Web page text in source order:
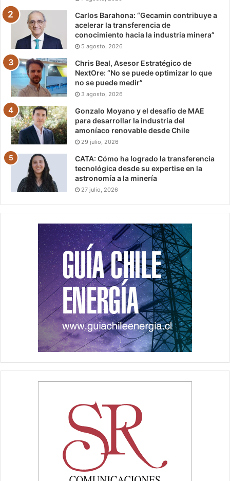
Carlos Barahona: “Gecamin contribuye a
acelerar la transferencia de
conocimiento hacia la industria minera”
5 agosto, 2026
Chris Beal, Asesor Estratégico de
NextOre: “No se puede optimizar lo que
no se puede medir”
3 agosto, 2026
Gonzalo Moyano y el desafío de MAE
para desarrollar la industria del
amoníaco renovable desde Chile
29 julio, 2026
CATA: Cómo ha logrado la transferencia
tecnológica desde su expertise en la
astronomía a la minería
27 julio, 2026